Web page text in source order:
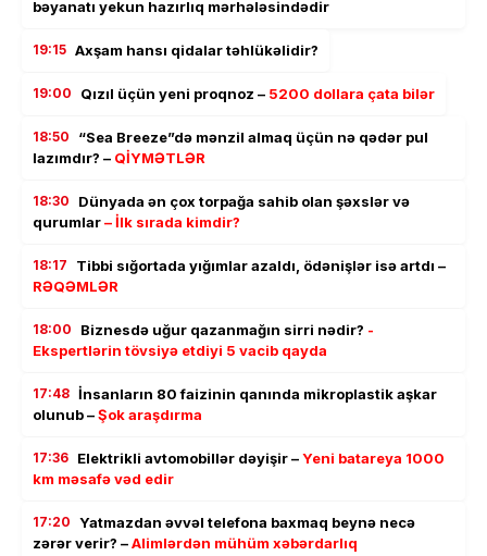
bəyanatı yekun hazırlıq mərhələsindədir
19:15 Axşam hansı qidalar təhlükəlidir?
19:00 Qızıl üçün yeni proqnoz – 5200 dollara çata bilər
18:50
“Sea Breeze”də mənzil almaq üçün nə qədər pul
lazımdır? – QİYMƏTLƏR
18:30
Dünyada ən çox torpağa sahib olan şəxslər və
qurumlar– İlk sırada kimdir?
18:17
Tibbi sığortada yığımlar azaldı, ödənişlər isə artdı –
RƏQƏMLƏR
18:00 Biznesdə uğur qazanmağın sirri nədir? -
Ekspertlərin tövsiyə etdiyi 5 vacib qayda
17:48 İnsanların 80 faizinin qanında mikroplastik aşkar
olunub –Şok araşdırma
17:36 Elektrikli avtomobillər dəyişir –Yeni batareya 1000
km məsafə vəd edir
17:20 Yatmazdan əvvəl telefona baxmaq beynə necə
zərər verir? –Alimlərdən mühüm xəbərdarlıq